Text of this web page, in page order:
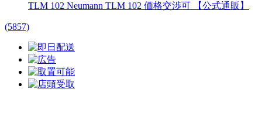
TLM 102 Neumann TLM 102 価格交渉可 【公式通販】
(5857)